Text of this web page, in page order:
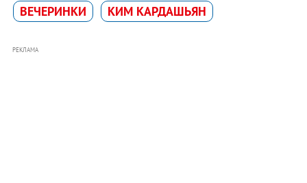
ВЕЧЕРИНКИ КИМ КАРДАШЬЯН
РЕКЛАМА